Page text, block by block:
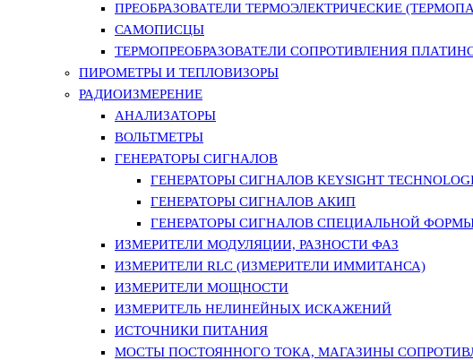
ПРЕОБРАЗОВАТЕЛИ ТЕРМОЭЛЕКТРИЧЕСКИЕ
САМОПИСЦЫ
ТЕРМОПРЕОБРАЗОВАТЕЛИ СОПРОТИВЛЕНИЯ
ПИРОМЕТРЫ И ТЕПЛОВИЗОРЫ
РАДИОИЗМЕРЕНИЕ
АНАЛИЗАТОРЫ
ВОЛЬТМЕТРЫ
ГЕНЕРАТОРЫ СИГНАЛОВ
ГЕНЕРАТОРЫ СИГНАЛОВ KEYSIGHT
ГЕНЕРАТОРЫ СИГНАЛОВ АКИП
ГЕНЕРАТОРЫ СИГНАЛОВ СПЕЦИАЛЬНОЙ ФОРМЫ
ИЗМЕРИТЕЛИ МОДУЛЯЦИИ, РАЗНОСТИ ФАЗ
ИЗМЕРИТЕЛИ RLC (ИЗМЕРИТЕЛИ ИММИТАНСА)
ИЗМЕРИТЕЛИ МОЩНОСТИ
ИЗМЕРИТЕЛЬ НЕЛИНЕЙНЫХ ИСКАЖЕНИЙ
ИСТОЧНИКИ ПИТАНИЯ
МОСТЫ ПОСТОЯННОГО ТОКА, МАГАЗИНЫ